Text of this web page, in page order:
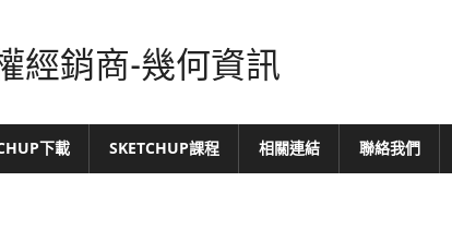
經銷商-幾何資訊
下載 SKETCHUP課程 相關連結 聯絡我們